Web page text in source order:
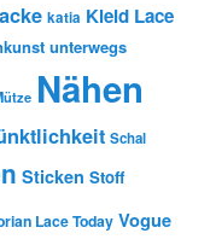
katia Kleid Lace
unterwegs
Nähen
Schal
Sticken Stoff
Lace Today Vogue